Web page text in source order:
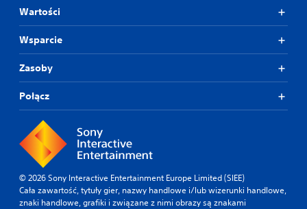
Wartości
Wsparcie
Zasoby
Połącz
© 2026 Sony Interactive Entertainment Europe Limited (SIEE)
Cała zawartość, tytuły gier, nazwy handlowe i/lub wizerunki handlowe,
znaki handlowe, grafiki i związane z nimi obrazy są znakami